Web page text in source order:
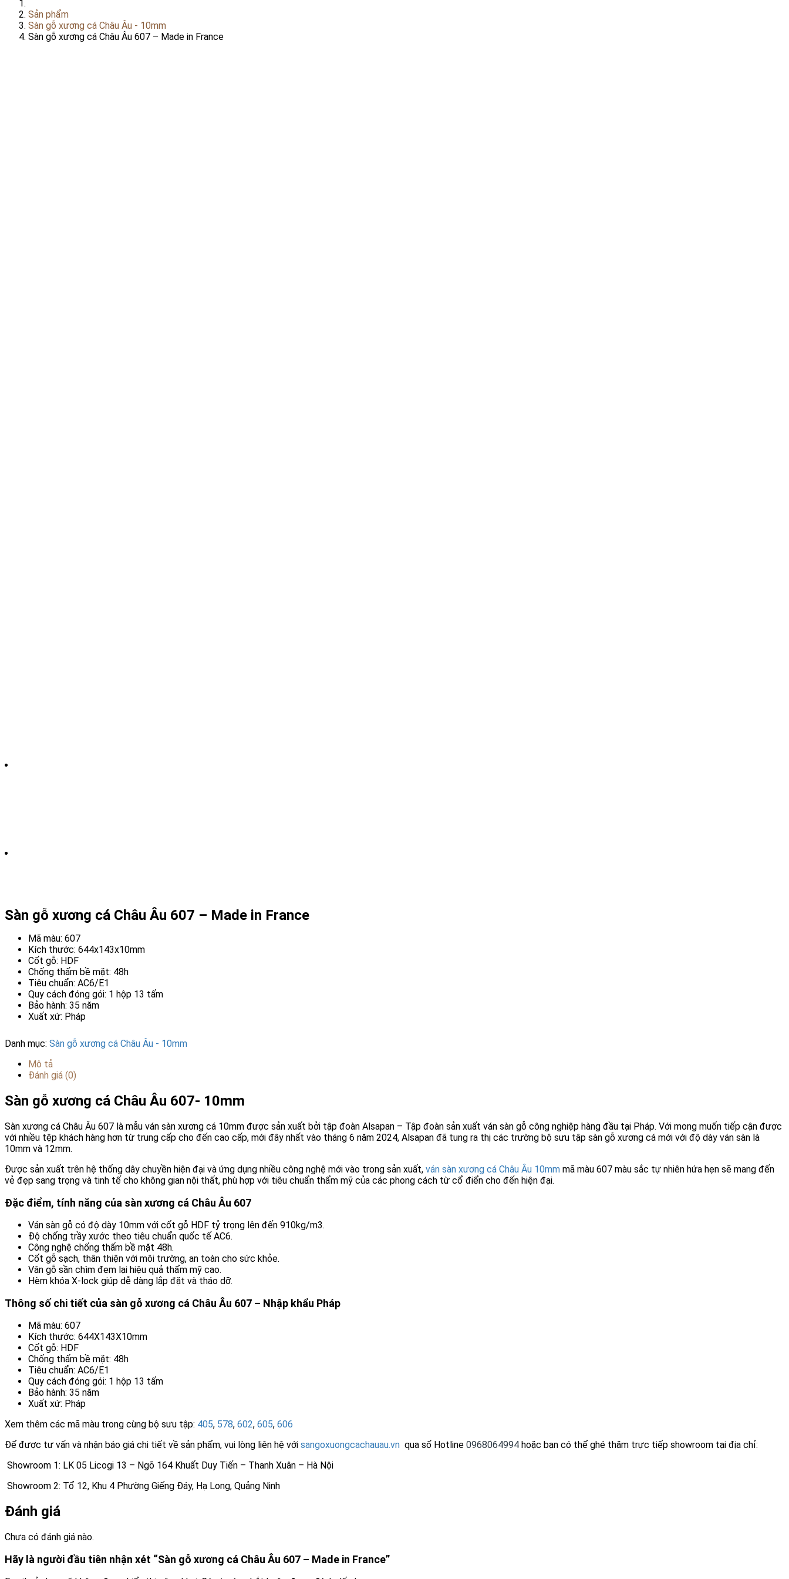
Sản phẩm
Sàn gỗ xương cá Châu Âu - 10mm
Sàn gỗ xương cá Châu Âu 607 – Made in France
Sàn gỗ xương cá Châu Âu 607 – Made in France
Mã màu: 607
Kích thước: 644x143x10mm
Cốt gỗ: HDF
Chống thấm bề mặt: 48h
Tiêu chuẩn: AC6/E1
Quy cách đóng gói: 1 hộp 13 tấm
Bảo hành: 35 năm
Xuất xứ: Pháp
Danh mục: Sàn gỗ xương cá Châu Âu - 10mm
Mô tả
Đánh giá (0)
Sàn gỗ xương cá Châu Âu 607- 10mm
Sàn xương cá Châu Âu 607 là mẫu ván sàn xương cá 10mm được sản xuất bởi tập đoàn Alsapan – Tập đoàn sản xuất ván sàn gỗ công nghiệp hàng đầu tại Pháp. Với mong muốn tiếp cận được
với nhiều tệp khách hàng hơn từ trung cấp cho đến cao cấp, mới đây nhất vào tháng 6 năm 2024, Alsapan đã tung ra thị các trường bộ sưu tập sàn gỗ xương cá mới với độ dày ván sàn là
10mm và 12mm.
Được sản xuất trên hệ thống dây chuyền hiện đại và ứng dụng nhiều công nghệ mới vào trong sản xuất, ván sàn xương cá Châu Âu 10mm mã màu 607 màu sắc tự nhiên hứa hẹn sẽ mang đến
vẻ đẹp sang trọng và tinh tế cho không gian nội thất, phù hợp với tiêu chuẩn thẩm mỹ của các phong cách từ cổ điển cho đến hiện đại.
Đặc điểm, tính năng của sàn xương cá Châu Âu 607
Ván sàn gỗ có độ dày 10mm với cốt gỗ HDF tỷ trọng lên đến 910kg/m3.
Độ chống trầy xước theo tiêu chuẩn quốc tế AC6.
Công nghệ chống thấm bề mặt 48h.
Cốt gỗ sạch, thân thiện với môi trường, an toàn cho sức khỏe.
Vân gỗ sần chìm đem lại hiệu quả thẩm mỹ cao.
Hèm khóa X-lock giúp dễ dàng lắp đặt và tháo dỡ.
Thông số chi tiết của sàn gỗ xương cá Châu Âu 607 – Nhập khẩu Pháp
Mã màu: 607
Kích thước: 644X143X10mm
Cốt gỗ: HDF
Chống thấm bề mặt: 48h
Tiêu chuẩn: AC6/E1
Quy cách đóng gói: 1 hộp 13 tấm
Bảo hành: 35 năm
Xuất xứ: Pháp
Xem thêm các mã màu trong cùng bộ sưu tập: 405, 578, 602, 605, 606
Để được tư vấn và nhận báo giá chi tiết về sản phẩm, vui lòng liên hệ với sangoxuongcachauau.vn qua số Hotline 0968064994 hoặc bạn có thể ghé thăm trực tiếp showroom tại địa chỉ:
Showroom 1: LK 05 Licogi 13 – Ngõ 164 Khuất Duy Tiến – Thanh Xuân – Hà Nội
Showroom 2: Tổ 12, Khu 4 Phường Giếng Đáy, Hạ Long, Quảng Ninh
Đánh giá
Chưa có đánh giá nào.
Hãy là người đầu tiên nhận xét “Sàn gỗ xương cá Châu Âu 607 – Made in France”